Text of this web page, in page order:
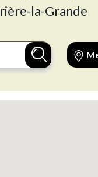
la-Grande